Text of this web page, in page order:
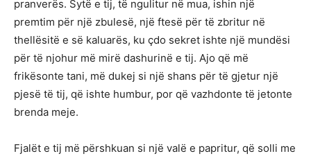
pranverës. Sytë e tij, të ngulitur në mua, ishin një
premtim për një zbulesë, një ftesë për të zbritur në
thellësitë e së kaluarës, ku çdo sekret ishte një mundësi
për të njohur më mirë dashurinë e tij. Ajo që më
frikësonte tani, më dukej si një shans për të gjetur një
pjesë të tij, që ishte humbur, por që vazhdonte të jetonte
brenda meje.
Fjalët e tij më përshkuan si një valë e papritur, që solli me